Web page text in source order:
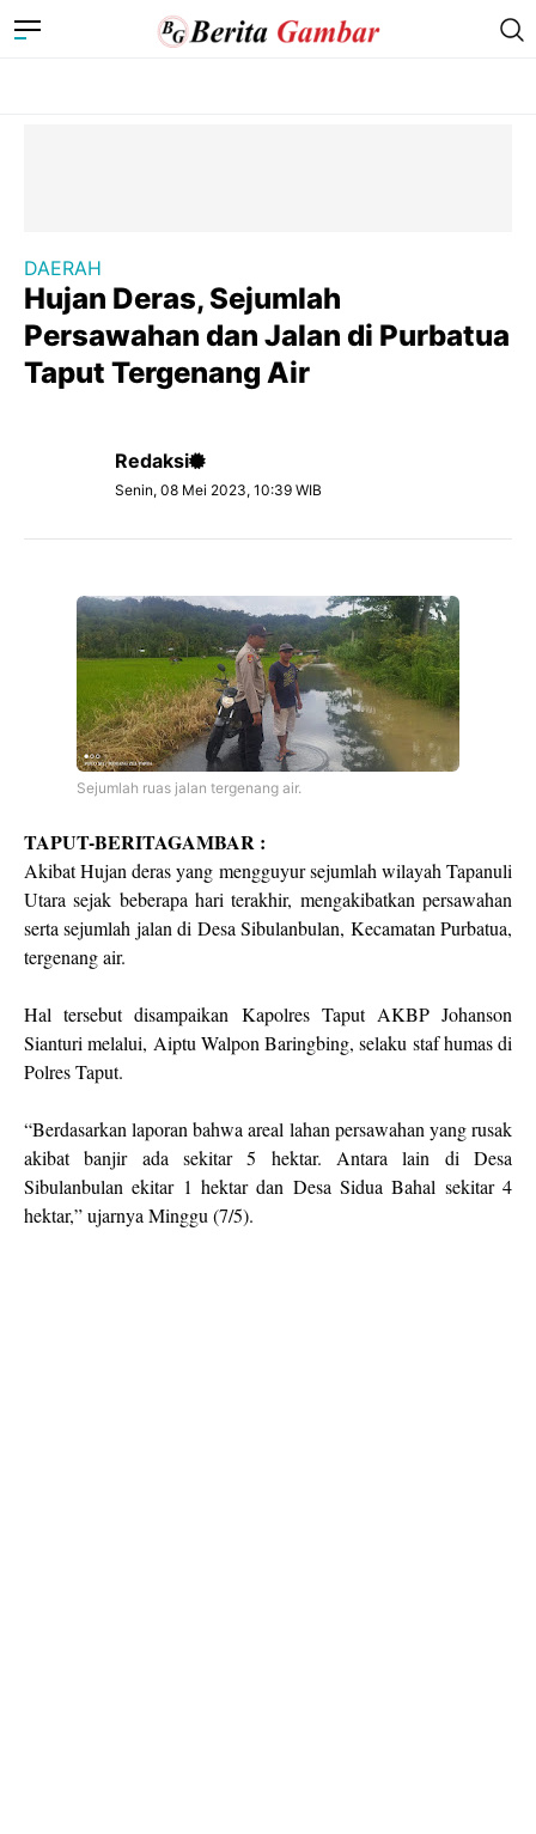
DAERAH
Hujan Deras, Sejumlah
Persawahan dan Jalan di Purbatua
Taput Tergenang Air
Redaksi
Senin, 08 Mei 2023, 10:39 WIB
Sejumlah ruas jalan tergenang air.
TAPUT-BERITAGAMBAR :
Akibat Hujan deras yang mengguyur sejumlah wilayah Tapanuli
Utara sejak beberapa hari terakhir, mengakibatkan persawahan
serta sejumlah jalan di Desa Sibulanbulan, Kecamatan Purbatua,
tergenang air.
Hal tersebut disampaikan Kapolres Taput AKBP Johanson
Sianturi melalui, Aiptu Walpon Baringbing, selaku staf humas di
Polres Taput.
“Berdasarkan laporan bahwa areal lahan persawahan yang rusak
akibat banjir ada sekitar 5 hektar. Antara lain di Desa
Sibulanbulan ekitar 1 hektar dan Desa Sidua Bahal sekitar 4
hektar,” ujarnya Minggu (7/5).